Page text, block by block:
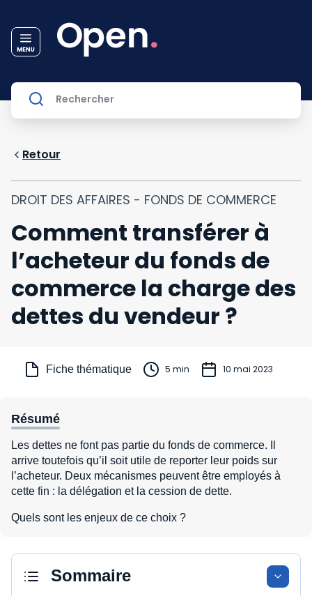
Retour
DROIT DES AFFAIRES - FONDS DE COMMERCE
Comment transférer à
l’acheteur du fonds de
commerce la charge des
dettes du vendeur ?
Fiche thématique 5 min 10 mai 2023
Résumé
Les dettes ne font pas partie du fonds de commerce. Il
arrive toutefois qu’il soit utile de reporter leur poids sur
l’acheteur. Deux mécanismes peuvent être employés à
cette fin : la délégation et la cession de dette.
Quels sont les enjeux de ce choix ?
Sommaire